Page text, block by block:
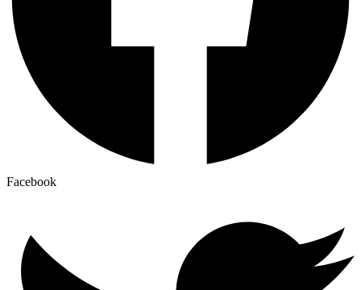
Facebook